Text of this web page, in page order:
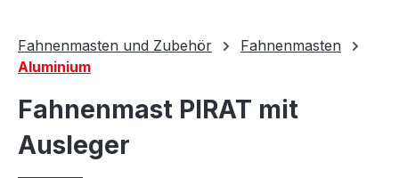
Fahnenmasten und Zubehör
Fahnenmasten
Aluminium
Fahnenmast PIRAT mit
Ausleger